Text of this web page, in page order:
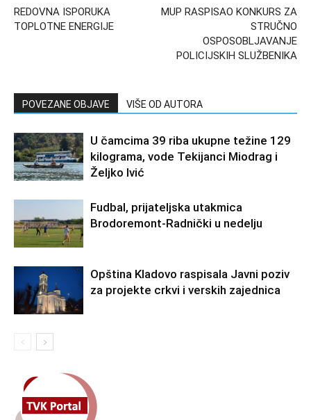
REDOVNA ISPORUKA
TOPLOTNE ENERGIJE
MUP RASPISAO KONKURS ZA
STRUČNO
OSPOSOBLJAVANJE
POLICIJSKIH SLUŽBENIKA
POVEZANE OBJAVE VIŠE OD AUTORA
U čamcima 39 riba ukupne težine 129
kilograma, vode Tekijanci Miodrag i
Željko Ivić
Fudbal, prijateljska utakmica
Brodoremont-Radnički u nedelju
Opština Kladovo raspisala Javni poziv
za projekte crkvi i verskih zajednica